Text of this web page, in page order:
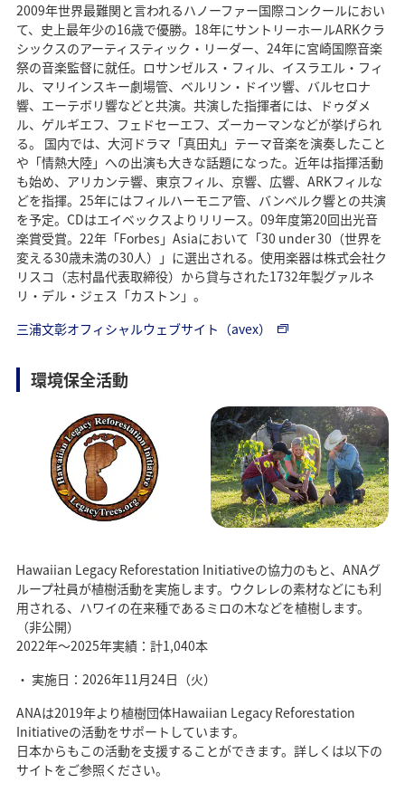
2009年世界最難関と言われるハノーファー国際コンクールにおい
て、史上最年少の16歳で優勝。18年にサントリーホールARKクラ
シックスのアーティスティック・リーダー、24年に宮崎国際音楽
祭の音楽監督に就任。ロサンゼルス・フィル、イスラエル・フィ
ル、マリインスキー劇場管、ベルリン・ドイツ響、バルセロナ
響、エーテボリ響などと共演。共演した指揮者には、ドゥダメ
ル、ゲルギエフ、フェドセーエフ、ズーカーマンなどが挙げられ
る。 国内では、大河ドラマ「真田丸」テーマ音楽を演奏したこと
や「情熱大陸」への出演も大きな話題になった。近年は指揮活動
も始め、アリカンテ響、東京フィル、京響、広響、ARKフィルな
どを指揮。25年にはフィルハーモニア管、バンベルク響との共演
を予定。CDはエイベックスよりリリース。09年度第20回出光音
楽賞受賞。22年「Forbes」Asiaにおいて「30 under 30（世界を
変える30歳未満の30人）」に選出される。使用楽器は株式会社ク
リスコ（志村晶代表取締役）から貸与された1732年製グァルネ
リ・デル・ジェス「カストン」。
三浦文彰オフィシャルウェブサイト（avex）
環境保全活動
Hawaiian Legacy Reforestation Initiativeの協力のもと、ANAグ
ループ社員が植樹活動を実施します。ウクレレの素材などにも利
用される、ハワイの在来種であるミロの木などを植樹します。
（非公開）
2022年～2025年実績：計1,040本
実施日：2026年11月24日（火）
ANAは2019年より植樹団体Hawaiian Legacy Reforestation
Initiativeの活動をサポートしています。
日本からもこの活動を支援することができます。詳しくは以下の
サイトをご参照ください。